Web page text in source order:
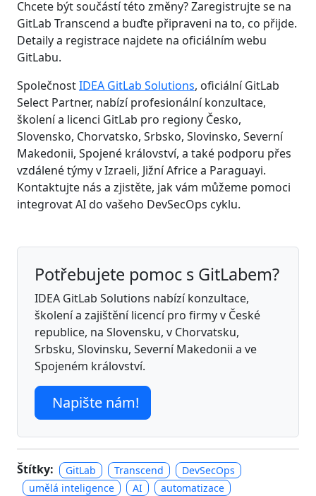
Chcete být součástí této změny? Zaregistrujte se na
GitLab Transcend a buďte připraveni na to, co přijde.
Detaily a registrace najdete na oficiálním webu
GitLabu.
SpolečnostIDEA GitLab Solutions, oficiální GitLab
Select Partner, nabízí profesionální konzultace,
školení a licenci GitLab pro regiony Česko,
Slovensko, Chorvatsko, Srbsko, Slovinsko, Severní
Makedonii, Spojené království, a také podporu přes
vzdálené týmy v Izraeli, Jižní Africe a Paraguayi.
Kontaktujte nás a zjistěte, jak vám můžeme pomoci
integrovat AI do vašeho DevSecOps cyklu.
Potřebujete pomoc s GitLabem?
IDEA GitLab Solutions nabízí konzultace,
školení a zajištění licencí pro firmy v České
republice, na Slovensku, v Chorvatsku,
Srbsku, Slovinsku, Severní Makedonii a ve
Spojeném království.
Napište nám!
Štítky: GitLab Transcend
DevSecOps
umělá inteligence
AI
automatizace